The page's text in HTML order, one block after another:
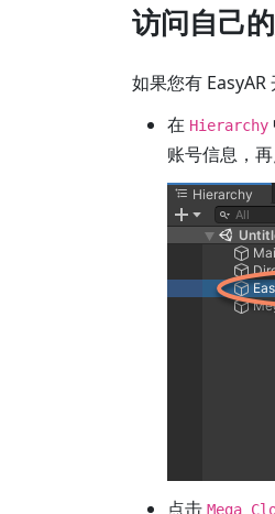
访问自己
如果您有
在 Hierarchy
账号信息，
点击 Mega